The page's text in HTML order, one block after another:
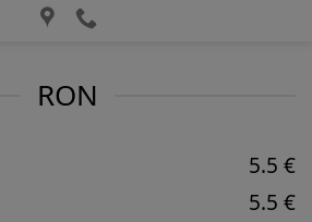
RON
5.5 €
5.5 €